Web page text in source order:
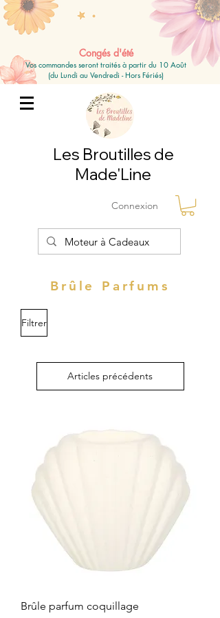
Congés d'été
Vos commandes seront traités à partir du 10 Août
(du Lundi au Vendredi - Hors Fériés)
Les Broutilles de
Made'Line
Connexion
Brûle Parfums
Filtrer
Articles précédents
Brûle parfum coquillage